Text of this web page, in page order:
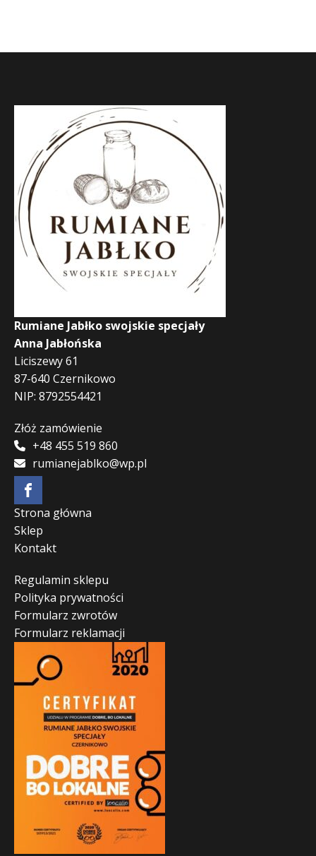
Rumiane Jabłko swojskie specjały
Anna Jabłońska
Liciszewy 61
87-640 Czernikowo
NIP: 8792554421
Złóż zamówienie
+48 455 519 860
rumianejablko@wp.pl
Strona główna
Sklep
Kontakt
Regulamin sklepu
Polityka prywatności
Formularz zwrotów
Formularz reklamacji